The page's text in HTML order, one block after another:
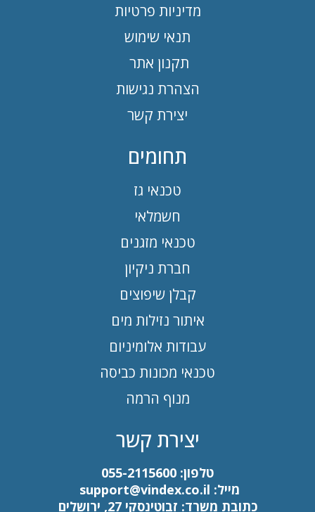
מדיניות פרטיות
תנאי שימוש
תקנון אתר
הצהרת נגישות
יצירת קשר
תחומים
טכנאי גז
חשמלאי
טכנאי מזגנים
חברת ניקיון
קבלן שיפוצים
איתור נזילות מים
עבודות אלומיניום
טכנאי מכונות כביסה
מנוף הרמה
יצירת קשר
טלפון: 055-2115600
מייל: support@vindex.co.il
כתובת משרד: זבוטינסקי 27, ירושלים